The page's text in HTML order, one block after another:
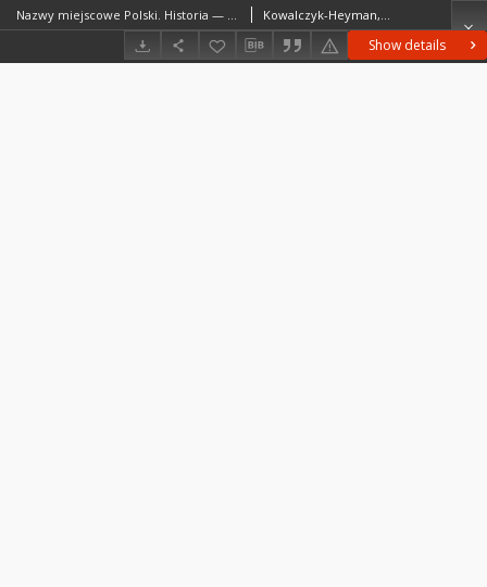
Show details
Nazwy miejscowe Polski. Historia — Pochodzenie — Zmiany, [t.] VIII: O–Pn, red. K. Rymut, B. Czopek-Kopciuch, Kraków 2009 (2013) : [recenzja] Kowalczyk-Heyman, Elżbieta